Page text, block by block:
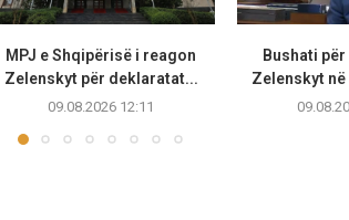
MPJ e Shqipërisë i reagon
Zelenskyt për deklaratat...
09.08.2026 12:11
Bushati
Zelenskyt në